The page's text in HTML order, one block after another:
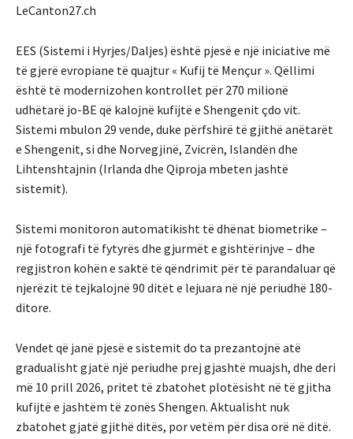
LeCanton27.ch
EES (Sistemi i Hyrjes/Daljes) është pjesë e një iniciative më
të gjerë evropiane të quajtur « Kufij të Mençur ». Qëllimi
është të modernizohen kontrollet për 270 milionë
udhëtarë jo-BE që kalojnë kufijtë e Shengenit çdo vit.
Sistemi mbulon 29 vende, duke përfshirë të gjithë anëtarët
e Shengenit, si dhe Norvegjinë, Zvicrën, Islandën dhe
Lihtenshtajnin (Irlanda dhe Qiproja mbeten jashtë
sistemit).
Sistemi monitoron automatikisht të dhënat biometrike –
një fotografi të fytyrës dhe gjurmët e gishtërinjve – dhe
regjistron kohën e saktë të qëndrimit për të parandaluar që
njerëzit të tejkalojnë 90 ditët e lejuara në një periudhë 180-
ditore.
Vendet që janë pjesë e sistemit do ta prezantojnë atë
gradualisht gjatë një periudhe prej gjashtë muajsh, dhe deri
më 10 prill 2026, pritet të zbatohet plotësisht në të gjitha
kufijtë e jashtëm të zonës Shengen. Aktualisht nuk
zbatohet gjatë gjithë ditës, por vetëm për disa orë në ditë.